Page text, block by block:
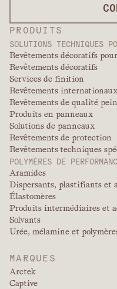
PRODUITS
SOLUTIONS TECHNIQUES
Revêtements décoratifs
Revêtements décoratifs
Services de finition
Revêtements internationaux
Revêtements de qualité
Produits en panneaux
Solutions de panneaux
Revêtements de protection
Revêtements techniques
POLYMÈRES DE
Aramides
Dispersants, plastifiants et
Élastomères
Produits intermédiaires et
Solvants
Urée, mélamine et
MARQUES
Arctek
Captive